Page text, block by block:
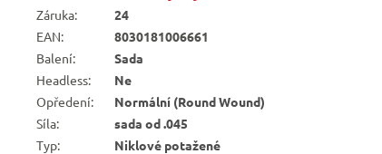
Záruka:
24
EAN:
8030181006661
Balení:
Sada
Headless:
Ne
Opředení:
Normální (Round Wound)
Síla:
sada od .045
Typ: Niklové potažené